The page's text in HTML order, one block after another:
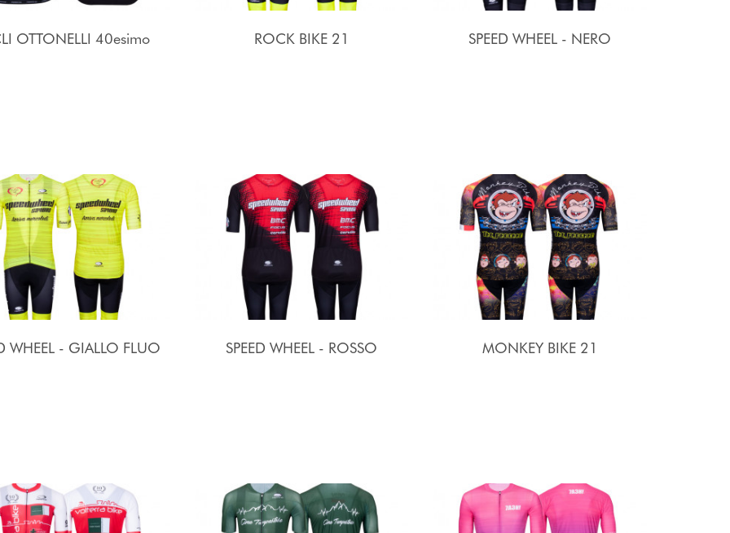
OTTONELLI 40esimo ROCK BIKE 21 SPEED WHEEL - NERO
WHEEL - GIALLO FLUO SPEED WHEEL - ROSSO MONKEY BIKE 21